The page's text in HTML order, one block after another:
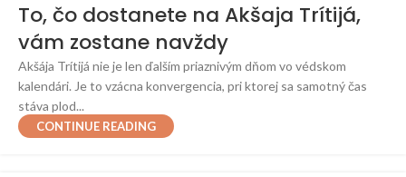
To, čo dostanete na Akšaja Trítijá,
vám zostane navždy
Akšája Trítijá nie je len ďalším priaznivým dňom vo védskom
kalendári. Je to vzácna konvergencia, pri ktorej sa samotný čas
stáva plod...
CONTINUE READING